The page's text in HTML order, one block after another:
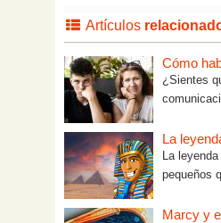
Artículos
Cómo
¿Sientes
La
La
pequeños
Marcy y